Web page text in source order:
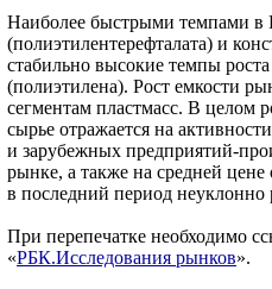
Наиболее быстрыми темпами
(полиэтилентерефталата) и
стабильно высокие темпы
(полиэтилена). Рост емкости
сегментам пластмасс. В целом
сырье отражается на
и зарубежных предприятий-
рынке, а также на средней
в последний период неуклонно
При перепечатке необходимо
«РБК.Исследования рынков».